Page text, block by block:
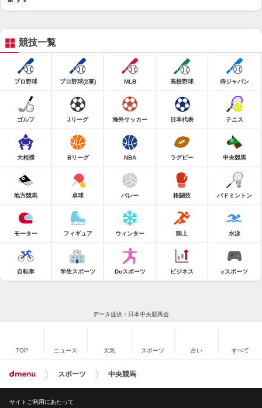
競技一覧
プロ野球 プロ野球(2軍) MLB 高校野球 侍ジャパン
ゴルフ Jリーグ 海外サッカー 日本代表 テニス
大相撲 Bリーグ NBA ラグビー 中央競馬
地方競馬 卓球 バレー 格闘技 バドミントン
モーター フィギュア ウィンター 陸上 水泳
自転車 学生スポーツ Doスポーツ ビジネス eスポーツ
データ提供：日本中央競馬会
TOP ニュース 天気 スポーツ 占い すべて
スポーツ 中央競馬
サイトご利用にあたって